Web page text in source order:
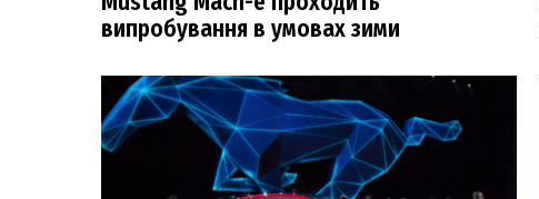
випробування в умовах зими